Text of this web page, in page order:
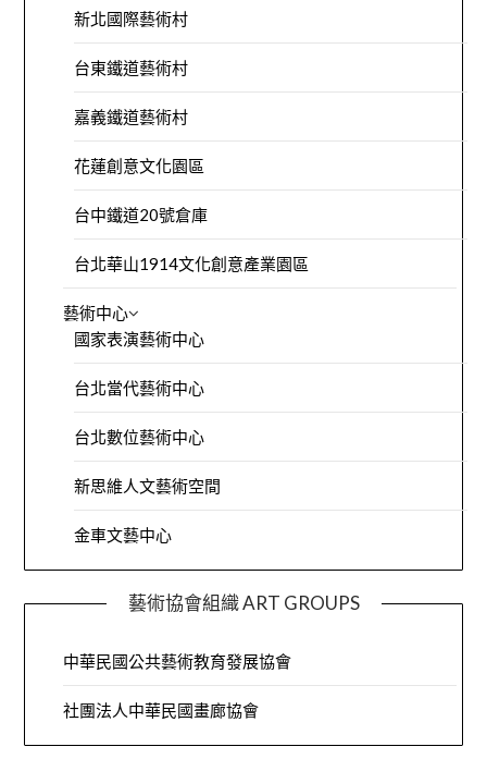
新北國際藝術村
台東鐵道藝術村
嘉義鐵道藝術村
花蓮創意文化園區
台中鐵道20號倉庫
台北華山1914文化創意產業園區
藝術中心
國家表演藝術中心
台北當代藝術中心
台北數位藝術中心
新思維人文藝術空間
金車文藝中心
藝術協會組織 ART GROUPS
中華民國公共藝術教育發展協會
社團法人中華民國畫廊協會